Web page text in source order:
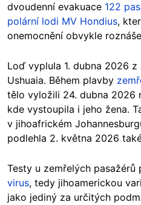
dvoudenní evakuace 122
polární lodi MV Hondius,
onemocnění obvykle
Loď vyplula 1. dubna 2026
Ushuaia. Během plavby
tělo vyložili 24. dubna 2026
kde vystoupila i jeho žena.
v jihoafrickém
podlehla 2. května 2026
Testy u zemřelých
virus, tedy jihoamerickou
jako jediný za určitých